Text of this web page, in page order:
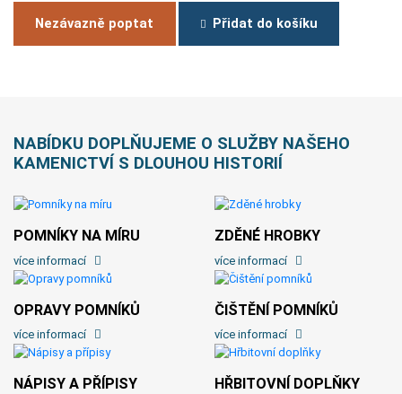
Nezávazně poptat Přidat do košíku
NABÍDKU DOPLŇUJEME O SLUŽBY NAŠEHO
KAMENICTVÍ S DLOUHOU HISTORIÍ
POMNÍKY NA MÍRU
více informací
ZDĚNÉ HROBKY
více informací
OPRAVY POMNÍKŮ
více informací
ČIŠTĚNÍ POMNÍKŮ
více informací
NÁPISY A PŘÍPISY HŘBITOVNÍ DOPLŇKY